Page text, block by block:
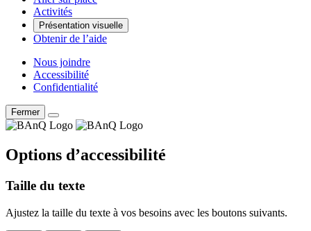
Activités
Présentation visuelle
Obtenir de l’aide
Nous joindre
Accessibilité
Confidentialité
Fermer
Options d’accessibilité
Taille du texte
Ajustez la taille du texte à vos besoins avec les boutons suivants.